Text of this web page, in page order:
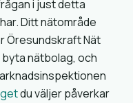
i just detta
Ditt nätområde
Öresundskraft Nät
byta nätbolag, och
du väljer påverkar